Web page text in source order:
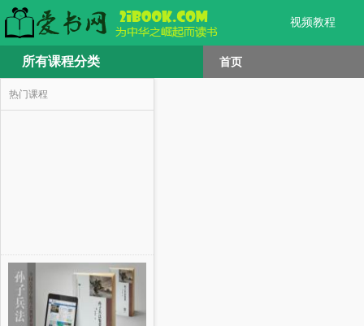
视频教程
所有课程分类 首页
热门课程